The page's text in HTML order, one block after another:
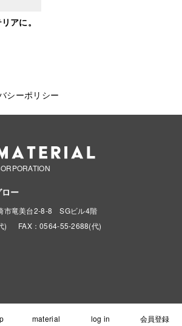
アに。
シーポリシー
ー
市竜美台2-8-8 SGビル4階
)
FAX：0564-55-2688(代)
material log in 会員登録